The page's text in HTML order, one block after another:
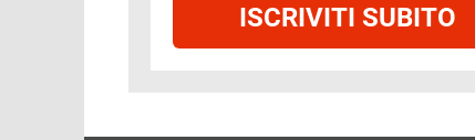
ISCRIVITI SUBITO